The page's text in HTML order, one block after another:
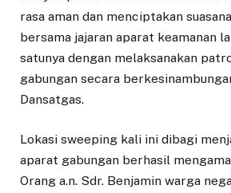
rasa aman dan menciptakan
bersama jajaran aparat keamanan
satunya dengan melaksanakan
gabungan secara
Dansatgas.
Lokasi sweeping kali ini dibagi
aparat gabungan berhasil
Orang a.n. Sdr. Benjamin warga